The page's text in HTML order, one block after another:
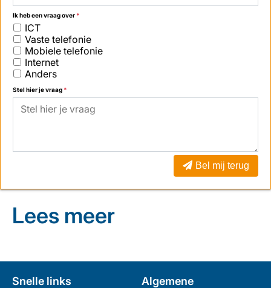
Ik heb een vraag over *
ICT
Vaste telefonie
Mobiele telefonie
Internet
Anders
Stel hier je vraag *
Bel mij terug
Lees meer
Snelle links
Algemene